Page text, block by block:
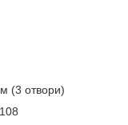
(3 отвори)